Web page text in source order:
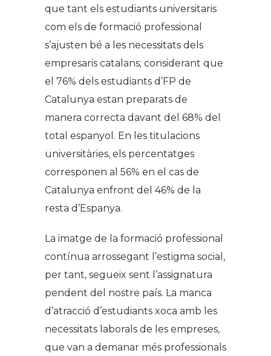
que tant els estudiants universitaris
com els de formació professional
s’ajusten bé a les necessitats dels
empresaris catalans; considerant que
el 76% dels estudiants d’FP de
Catalunya estan preparats de
manera correcta davant del 68% del
total espanyol. En les titulacions
universitàries, els percentatges
corresponen al 56% en el cas de
Catalunya enfront del 46% de la
resta d’Espanya.
La imatge de la formació professional
contínua arrossegant l’estigma social,
per tant, segueix sent l’assignatura
pendent del nostre país. La manca
d’atracció d’estudiants xoca amb les
necessitats laborals de les empreses,
que van a demanar més professionals